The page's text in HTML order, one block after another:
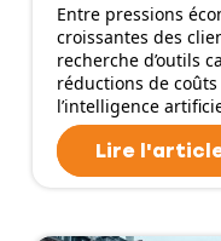
Entre pressions
croissantes des
recherche d’outils
réductions de
l’intelligence
Lire